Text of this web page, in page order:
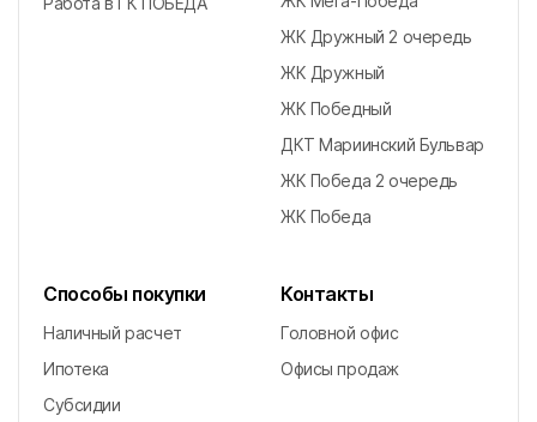
ЖК Дружный 2 очередь
ЖК Дружный
ЖК Победный
ДКТ Мариинский Бульвар
ЖК Победа 2 очередь
ЖК Победа
Способы покупки
Наличный расчет
Ипотека
Субсидии
Контакты
Головной офис
Офисы продаж